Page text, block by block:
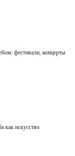
фестивали, концерты
как искусство